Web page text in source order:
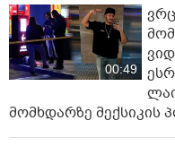
00:49
მომხდარზე მექსიკის